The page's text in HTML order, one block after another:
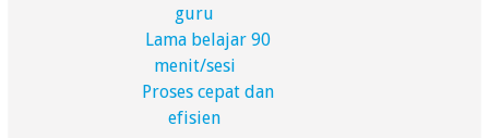
guru
Lama belajar 90
menit/sesi
Proses cepat dan
efisien